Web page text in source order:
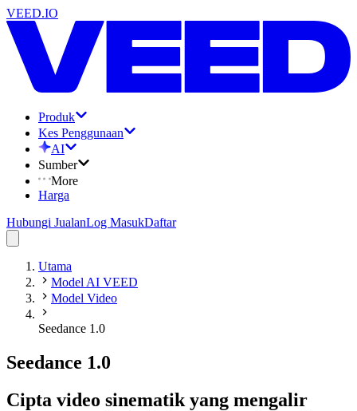
VEED.IO
Produk
Kes Penggunaan
AI
Sumber
More
Harga
Hubungi JualanLog MasukDaftar
Utama
Model AI VEED
Model Video
Seedance 1.0
Seedance 1.0
Cipta video sinematik yang mengalir